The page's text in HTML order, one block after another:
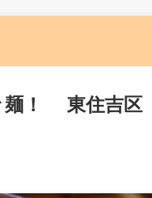
麺！ 東住吉区